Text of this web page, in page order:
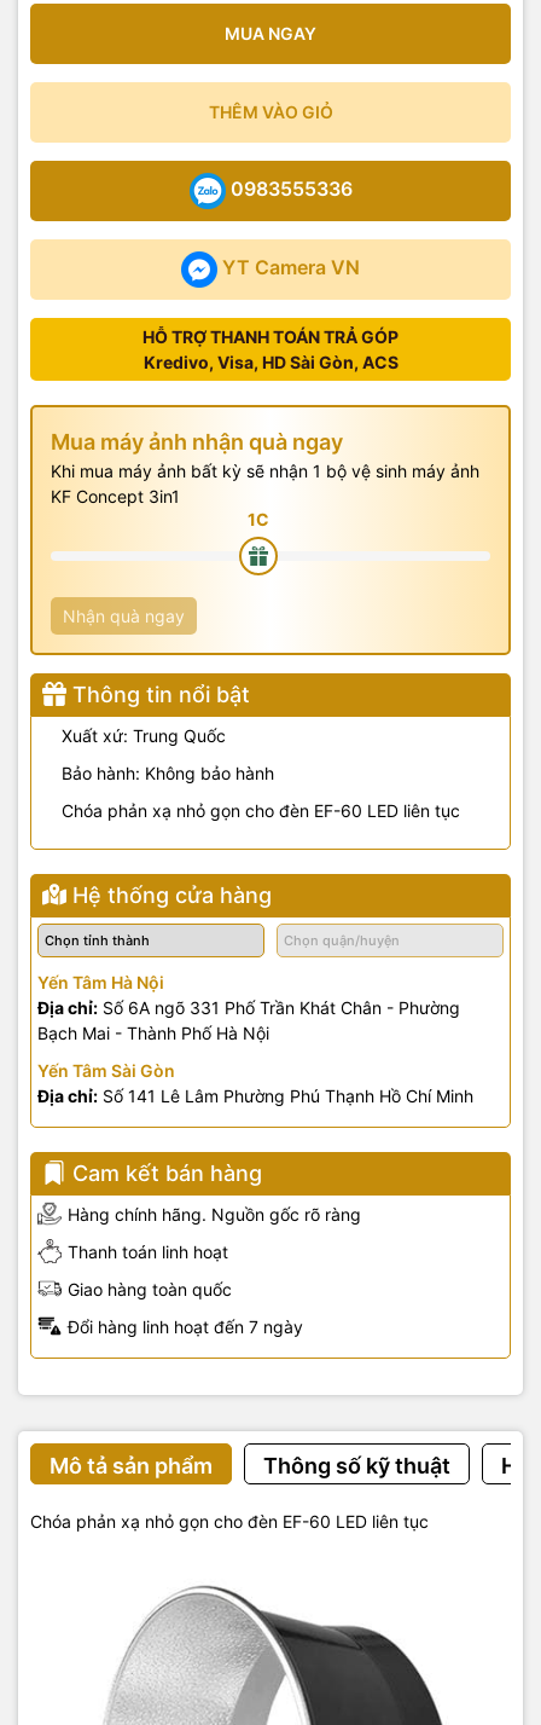
MUA NGAY
THÊM VÀO GIỎ
YT Camera VN
0983555336
HỖ TRỢ THANH TOÁN TRẢ GÓP
Kredivo, Visa, HD Sài Gòn, ACS
Mua máy ảnh nhận quà ngay
Khi mua máy ảnh bất kỳ sẽ nhận 1 bộ vệ sinh máy ảnh
KF Concept 3in1
Nhận quà ngay
Thông tin nổi bật
Xuất xứ: Trung Quốc
Bảo hành: Không bảo hành
Chóa phản xạ nhỏ gọn cho đèn EF-60 LED liên tục
Hệ thống cửa hàng
Yến Tâm Hà Nội
Địa chỉ: Số 6A ngõ 331 Phố Trần Khát Chân - Phường
Bạch Mai - Thành Phố Hà Nội
Yến Tâm Sài Gòn
Địa chỉ: Số 141 Lê Lâm Phường Phú Thạnh Hồ Chí Minh
Cam kết bán hàng
Hàng chính hãng. Nguồn gốc rõ ràng
Thanh toán linh hoạt
Giao hàng toàn quốc
Đổi hàng linh hoạt đến 7 ngày
Mô tả sản phẩm Thông số kỹ thuật
Chóa phản xạ nhỏ gọn cho đèn EF-60 LED liên tục